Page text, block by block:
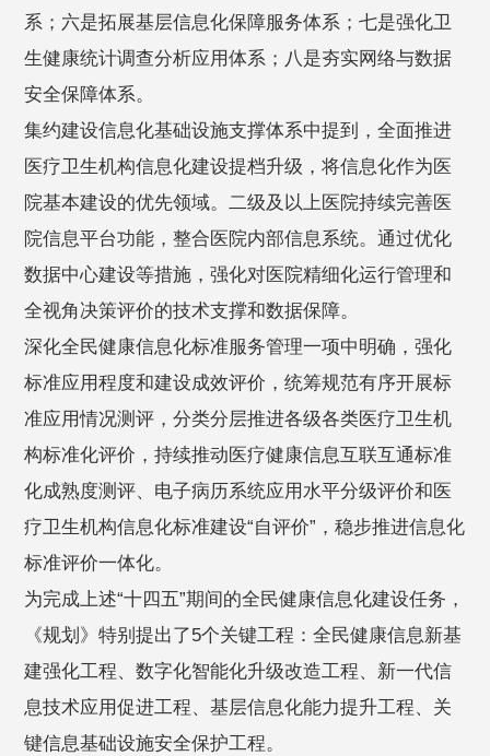
系；六是拓展基层信息化保障服务体系；七是强化卫
生健康统计调查分析应用体系；八是夯实网络与数据
安全保障体系。
集约建设信息化基础设施支撑体系中提到，全面推进
医疗卫生机构信息化建设提档升级，将信息化作为医
院基本建设的优先领域。二级及以上医院持续完善医
院信息平台功能，整合医院内部信息系统。通过优化
数据中心建设等措施，强化对医院精细化运行管理和
全视角决策评价的技术支撑和数据保障。
深化全民健康信息化标准服务管理一项中明确，强化
标准应用程度和建设成效评价，统筹规范有序开展标
准应用情况测评，分类分层推进各级各类医疗卫生机
构标准化评价，持续推动医疗健康信息互联互通标准
化成熟度测评、电子病历系统应用水平分级评价和医
疗卫生机构信息化标准建设“自评价”，稳步推进信息化
标准评价一体化。
为完成上述“十四五”期间的全民健康信息化建设任务，
《规划》特别提出了5个关键工程：全⺠健康信息新基
建强化⼯程、数字化智能化升级改造⼯程、新⼀代信
息技术应⽤促进⼯程、基层信息化能⼒提升⼯程、关
键信息基础设施安全保护⼯程。